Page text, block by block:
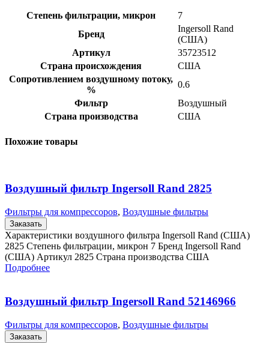
Степень фильтрации, микрон
7
Бренд
Ingersoll Rand
(США)
Артикул
35723512
Страна происхождения
США
Сопротивлением воздушному потоку,
%
0.6
Фильтр
Воздушный
Страна производства
США
Похожие товары
Воздушный фильтр Ingersoll Rand 2825
Фильтры для компрессоров, Воздушные фильтры
Заказать
Характеристики воздушного фильтра Ingersoll Rand (США)
2825 Степень фильтрации, микрон 7 Бренд Ingersoll Rand
(США) Артикул 2825 Страна производства США
Подробнее
Воздушный фильтр Ingersoll Rand 52146966
Фильтры для компрессоров, Воздушные фильтры
Заказать